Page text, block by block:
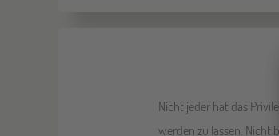
Nicht jeder hat das
werden zu lassen. Nicht